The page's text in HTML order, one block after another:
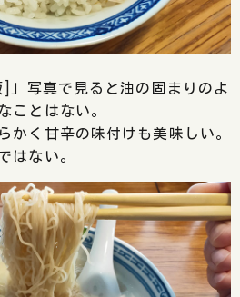
]」写真で見ると油の固まりのよ
ことはない。
かく甘辛の味付けも美味しい。
はない。